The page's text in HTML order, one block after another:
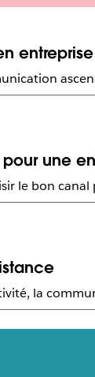
une
le bon
la